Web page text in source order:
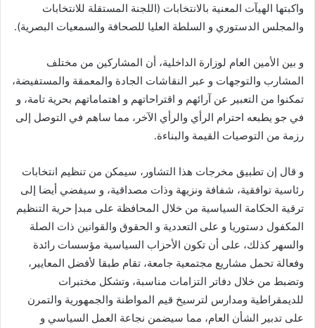
واكبتها الهيآت المعنية بالانتخابات (اللجنة المستقلة للانتخابات
والمجلس الدستوري و السلطة العليا للصحافة والسمعيات البصرية).
و بين الأمين العام لوزارة الداخلية، أن المشاركين من مختلف
المشارب والتوجهات و عبر النقاشات الجادة والمعمقة والمستفيضة،
تمكنوا من التعبير عن آرائهم و اقتراحاتهم و اهتماماتهم بحرية تامة، و
في جو يطبعه احترام الرأي والرأي الآخر، مما ساهم في التوصل إلى
رزمة من التوصيات القيمة والبناءة.
و قال إن تطبيق مخرجات هذا التشاور، سيمكن من تنظيم انتخابات
رئاسية توافقية، شفافة ونزيهة وذات مصداقية، و سيفضي أيضا إلى
ترقية الحكامة السياسية من خلال المحافظة على مبدإ حرية التنظيم
المكفول دستوريا و على التعددية و الحقوق والقوانين ذات الصلة
والسهر كذلك، على أن تكون الأحزاب السياسية مؤسسات رائدة
وفعالة تحمل مشاريع مجتمعية جامعة، تقام طبقا لأفضل المعايير،
وتضبط من خلال دفاتر التزامات مناسبة، وتشكل مختبرات
للديمقراطية ومدارس لترسيخ قيم المواطنة والجمهورية والتمرن
على تدبير الشأن العام، مما سيضمن نجاعة العمل السياسي و